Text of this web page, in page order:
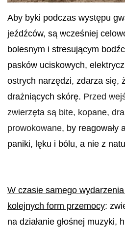
Aby byki podczas występu
jeźdźców, są wcześniej
bolesnym i stresującym
pasków uciskowych,
ostrych narzędzi, zdarza się,
drażniących skórę. Przed
zwierzęta są bite, kopane,
prowokowane, by reagowały
paniki, lęku i bólu, a nie z
W czasie samego
kolejnych form przemocy:
na działanie głośnej muzyki,